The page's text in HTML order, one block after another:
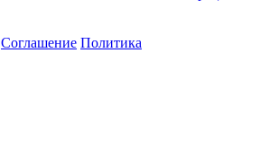
Соглашение Политика